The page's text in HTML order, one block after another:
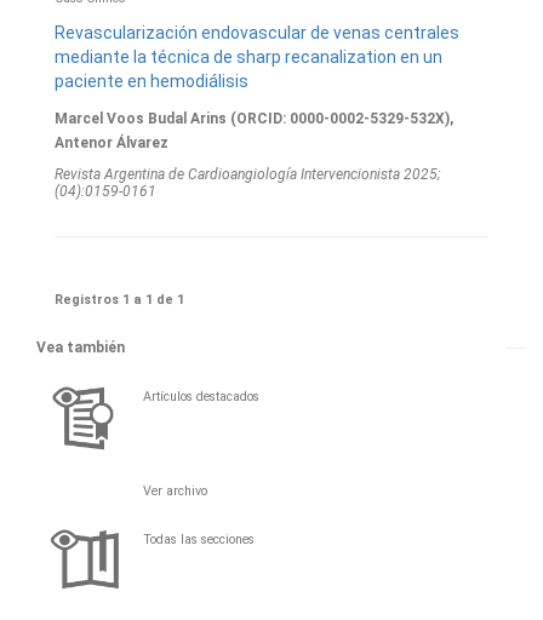
Revascularización endovascular de venas centrales
mediante la técnica de sharp recanalization en un
paciente en hemodiálisis
Marcel Voos Budal Arins (ORCID: 0000-0002-5329-532X),
Antenor Álvarez
Revista Argentina de Cardioangiologí­a Intervencionista 2025;
(04):0159-0161
Registros 1 a 1 de 1
Vea también
Artículos destacados
Ver archivo
Todas las secciones